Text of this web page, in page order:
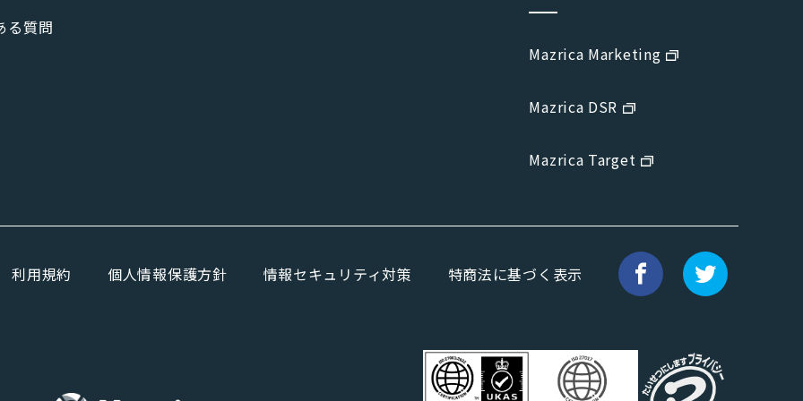
る質問
Mazrica Marketing
Mazrica DSR
Mazrica Target
利用規約 個人情報保護方針 情報セキュリティ対策 特商法に基づく表示